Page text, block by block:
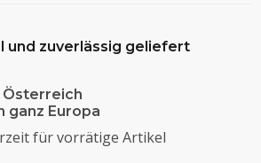
und zuverlässig geliefert
Österreich
ganz Europa
für vorrätige Artikel